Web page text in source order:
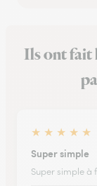
Ils ont fait
★ ★ ★ ★ ★
Super simple
Super simple à